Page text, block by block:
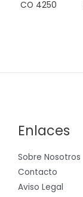
CO 4250
Enlaces
Sobre Nosotros
Contacto
Aviso Legal